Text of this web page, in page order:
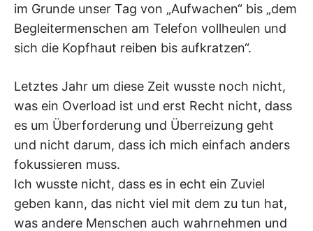
im Grunde unser Tag von „Aufwachen“ bis „dem
Begleitermenschen am Telefon vollheulen und
sich die Kopfhaut reiben bis aufkratzen“.
Letztes Jahr um diese Zeit wusste noch nicht,
was ein Overload ist und erst Recht nicht, dass
es um Überforderung und Überreizung geht
und nicht darum, dass ich mich einfach anders
fokussieren muss.
Ich wusste nicht, dass es in echt ein Zuviel
geben kann, das nicht viel mit dem zu tun hat,
was andere Menschen auch wahrnehmen und